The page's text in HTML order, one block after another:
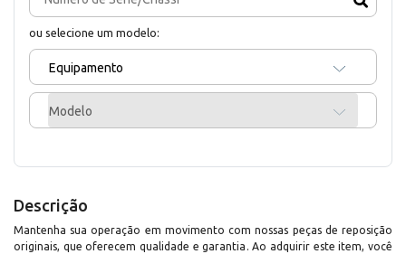
ou selecione um modelo:
Equipamento
Modelo
Descrição
Mantenha sua operação em movimento com nossas peças de reposição
originais, que oferecem qualidade e garantia. Ao adquirir este item, você